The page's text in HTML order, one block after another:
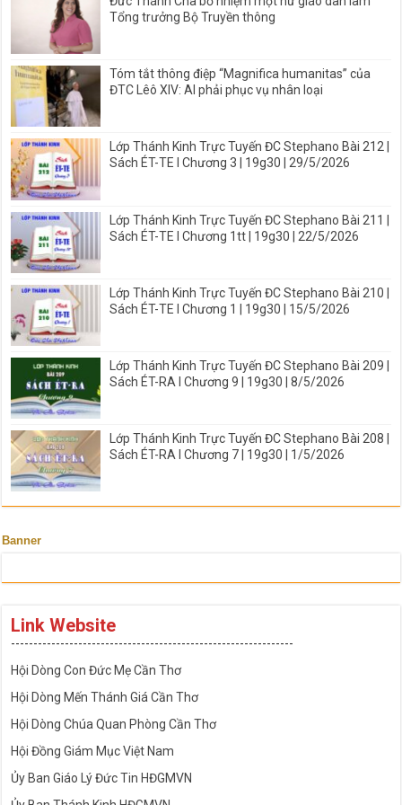
Tổng trưởng Bộ Truyền thông
Tóm tắt thông điệp “Magnifica humanitas” của
ĐTC Lêô XIV: AI phải phục vụ nhân loại
Lớp Thánh Kinh Trực Tuyến ĐC Stephano Bài 212 |
Sách ÉT-TE I Chương 3 | 19g30 | 29/5/2026
Lớp Thánh Kinh Trực Tuyến ĐC Stephano Bài 211 |
Sách ÉT-TE I Chương 1tt | 19g30 | 22/5/2026
Lớp Thánh Kinh Trực Tuyến ĐC Stephano Bài 210 |
Sách ÉT-TE I Chương 1 | 19g30 | 15/5/2026
Lớp Thánh Kinh Trực Tuyến ĐC Stephano Bài 209 |
Sách ÉT-RA I Chương 9 | 19g30 | 8/5/2026
Lớp Thánh Kinh Trực Tuyến ĐC Stephano Bài 208 |
Sách ÉT-RA I Chương 7 | 19g30 | 1/5/2026
Banner
Link Website
---------------------------------------------------------------
Hội Dòng Con Đức Mẹ Cần Thơ
Hội Dòng Mến Thánh Giá Cần Thơ
Hội Dòng Chúa Quan Phòng Cần Thơ
Hội Đồng Giám Mục Việt Nam
Ủy Ban Giáo Lý Đức Tin HĐGMVN